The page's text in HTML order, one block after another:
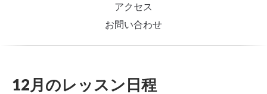
アクセス
お問い合わせ
12月のレッスン日程